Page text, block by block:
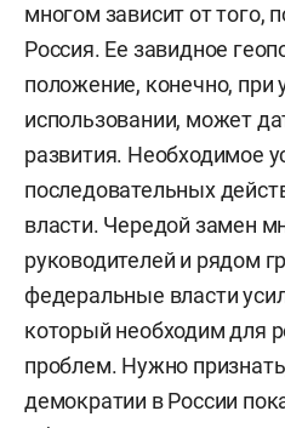
многом зависит от того,
Россия. Ее завидное
положение, конечно, при
использовании, может
развития. Необходимое
последовательных
власти. Чередой замен
руководителей и рядом
федеральные власти
который необходим для
проблем. Нужно
демократии в России